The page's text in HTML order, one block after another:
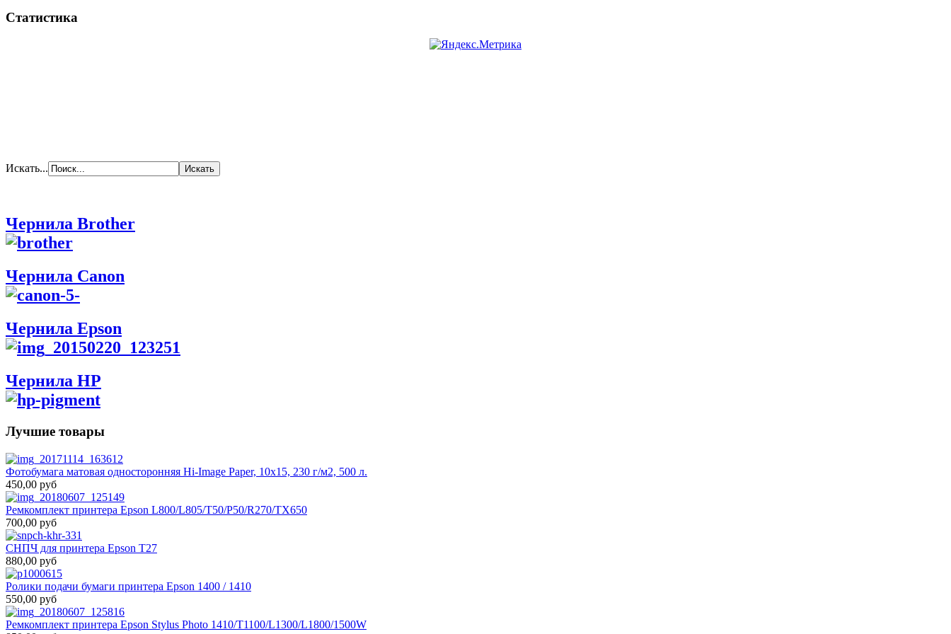
Статистика
Искать...
Чернила Brother
Чернила Canon
Чернила Epson
Чернила HP
Лучшие товары
Фотобумага матовая односторонняя Hi-Image Paper, 10x15, 230 г/м2, 500 л.
450,00 руб
Ремкомплект принтера Epson L800/L805/T50/P50/R270/TX650
700,00 руб
СНПЧ для принтера Epson T27
880,00 руб
Ролики подачи бумаги принтера Epson 1400 / 1410
550,00 руб
Ремкомплект принтера Epson Stylus Photo 1410/T1100/L1300/L1800/1500W